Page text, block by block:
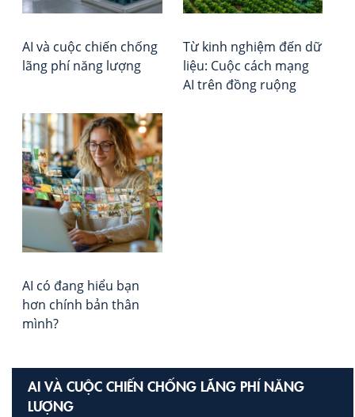
AI và cuộc chiến chống
lãng phí năng lượng
Từ kinh nghiệm đến dữ
liệu: Cuộc cách mạng
AI trên đồng ruộng
AI có đang hiểu bạn
hơn chính bản thân
mình?
AI VÀ CUỘC CHIẾN CHỐNG LÃNG PHÍ NĂNG
LƯỢNG